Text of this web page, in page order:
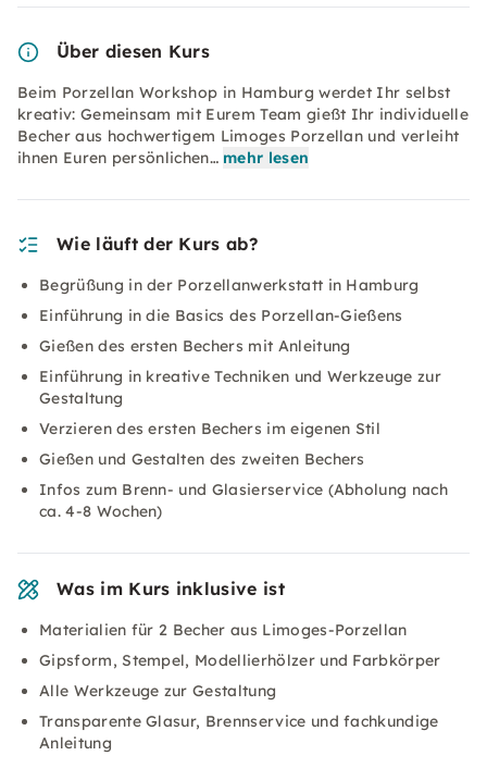
Über diesen Kurs
Beim Porzellan Workshop in Hamburg werdet Ihr selbst
kreativ: Gemeinsam mit Eurem Team gießt Ihr individuelle
Becher aus hochwertigem Limoges Porzellan und verleiht
ihnen Euren persönlichen… mehr lesen
Wie läuft der Kurs ab?
Begrüßung in der Porzellanwerkstatt in Hamburg
Einführung in die Basics des Porzellan-Gießens
Gießen des ersten Bechers mit Anleitung
Einführung in kreative Techniken und Werkzeuge zur
Gestaltung
Verzieren des ersten Bechers im eigenen Stil
Gießen und Gestalten des zweiten Bechers
Infos zum Brenn- und Glasierservice (Abholung nach
ca. 4-8 Wochen)
Was im Kurs inklusive ist
Materialien für 2 Becher aus Limoges-Porzellan
Gipsform, Stempel, Modellierhölzer und Farbkörper
Alle Werkzeuge zur Gestaltung
Transparente Glasur, Brennservice und fachkundige
Anleitung